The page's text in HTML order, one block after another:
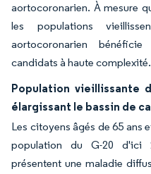
aortocoronarien. À mesure
les populations
aortocoronarien
candidats à haute complexité.
Population vieillissante
élargissant le bassin de
Les citoyens âgés de 65 ans
population du G-20 d'ici
présentent une maladie